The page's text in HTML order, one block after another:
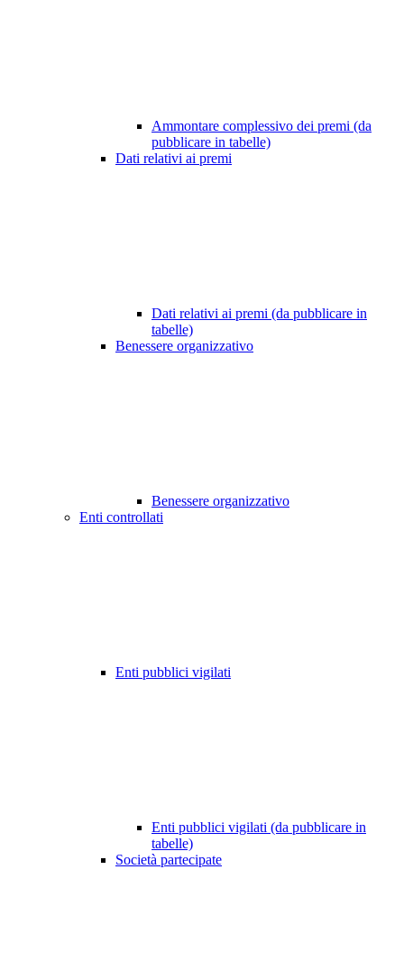
Ammontare complessivo dei premi (da
pubblicare in tabelle)
Dati relativi ai premi
Dati relativi ai premi (da pubblicare in
tabelle)
Benessere organizzativo
Benessere organizzativo
Enti controllati
Enti pubblici vigilati
Enti pubblici vigilati (da pubblicare in
tabelle)
Società partecipate